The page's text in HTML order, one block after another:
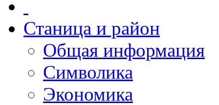
Станица и район
Общая информация
Символика
Экономика